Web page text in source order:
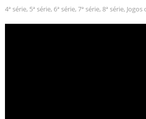
4ª série, 5ª série, 6ª série, 7ª série, 8ª série,